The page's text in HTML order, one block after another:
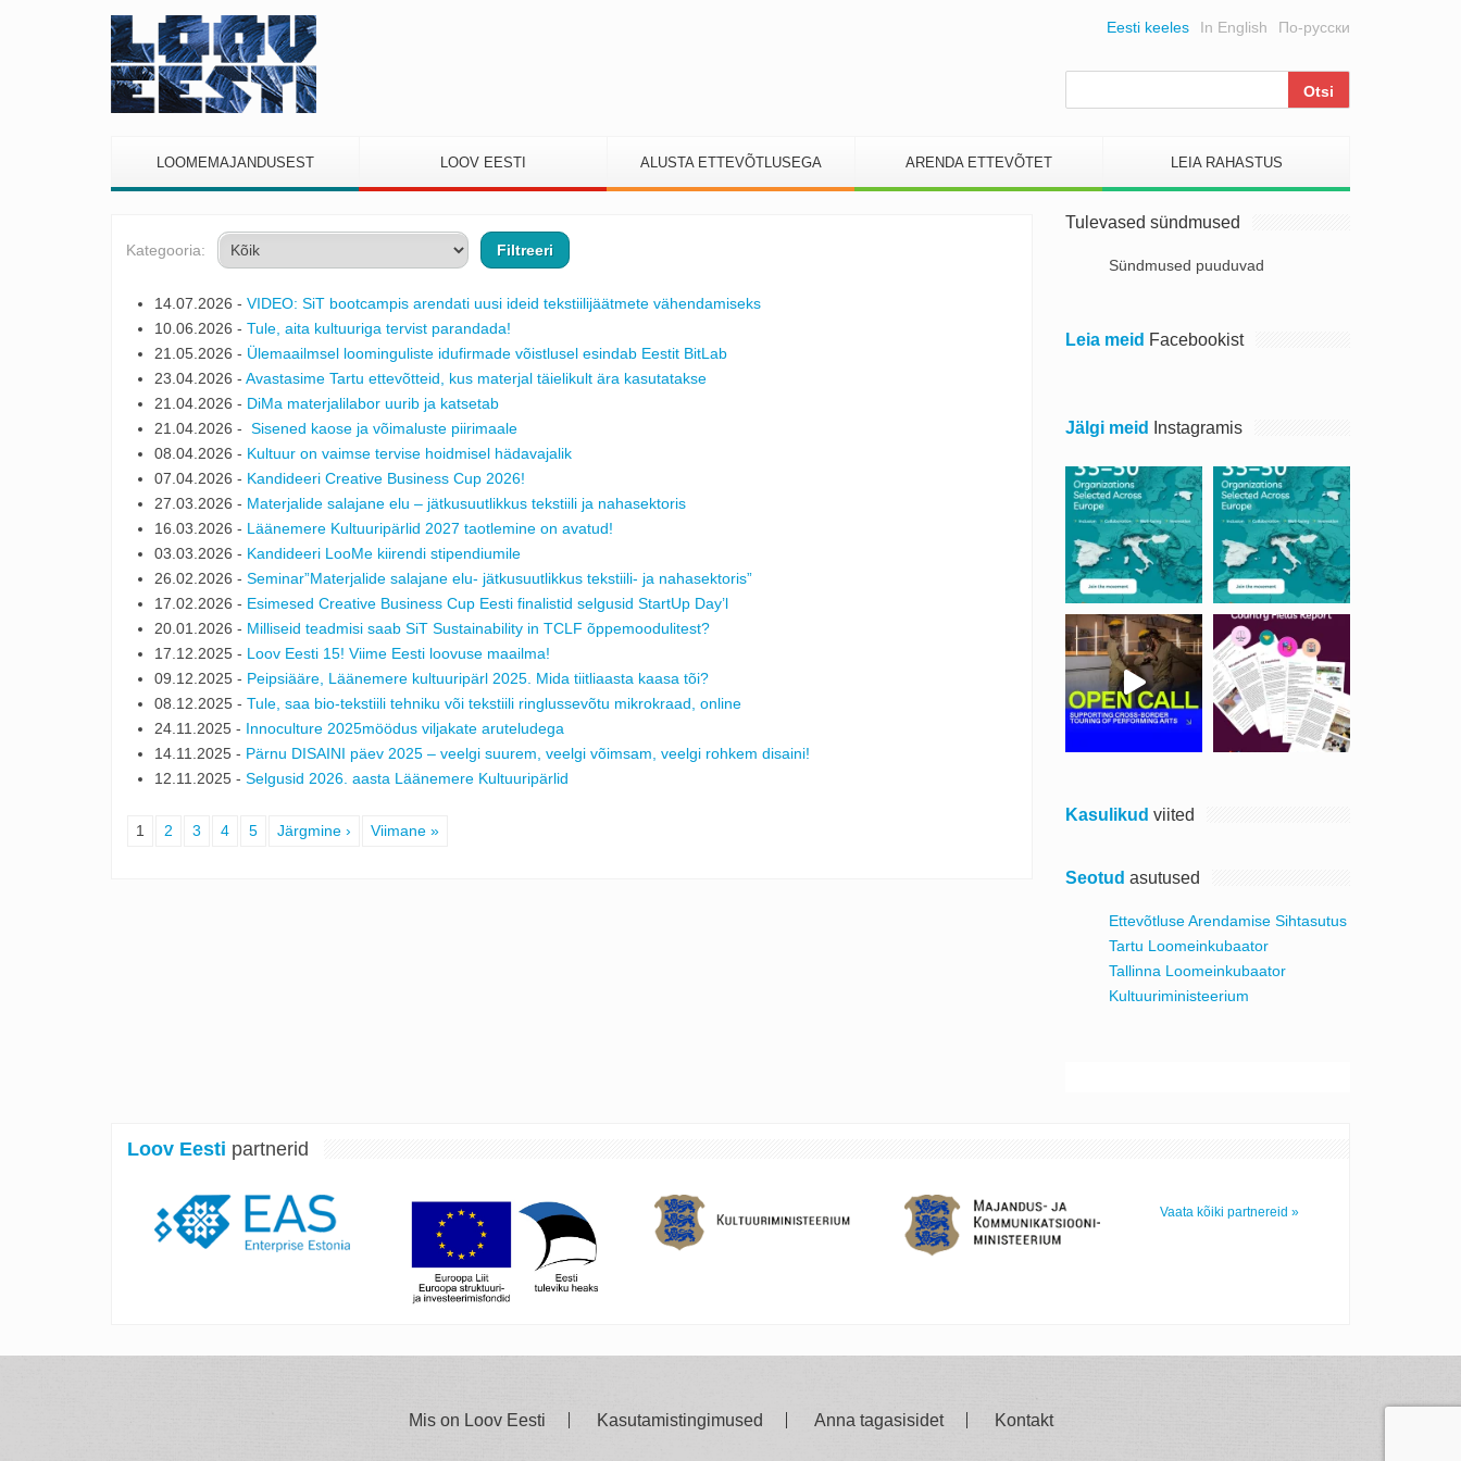
По-русски
In English
Eesti keeles
LOOMEMAJANDUSEST LOOV EESTI ALUSTA ETTEVÕTLUSEGA ARENDA ETTEVÕTET LEIA RAHASTUS
Kategooria: Filtreeri
14.07.2026 - VIDEO: SiT bootcampis arendati uusi ideid tekstiilijäätmete vähendamiseks
10.06.2026 - Tule, aita kultuuriga tervist parandada!
21.05.2026 - Ülemaailmsel loominguliste idufirmade võistlusel esindab Eestit BitLab
23.04.2026 - Avastasime Tartu ettevõtteid, kus materjal täielikult ära kasutatakse
21.04.2026 - DiMa materjalilabor uurib ja katsetab
21.04.2026 - Sisened kaose ja võimaluste piirimaale
08.04.2026 - Kultuur on vaimse tervise hoidmisel hädavajalik
07.04.2026 - Kandideeri Creative Business Cup 2026!
27.03.2026 - Materjalide salajane elu – jätkusuutlikkus tekstiili ja nahasektoris
16.03.2026 - Läänemere Kultuuripärlid 2027 taotlemine on avatud!
03.03.2026 - Kandideeri LooMe kiirendi stipendiumile
26.02.2026 - Seminar”Materjalide salajane elu- jätkusuutlikkus tekstiili- ja nahasektoris”
17.02.2026 - Esimesed Creative Business Cup Eesti finalistid selgusid StartUp Day’l
20.01.2026 - Milliseid teadmisi saab SiT Sustainability in TCLF õppemoodulitest?
17.12.2025 - Loov Eesti 15! Viime Eesti loovuse maailma!
09.12.2025 - Peipsiääre, Läänemere kultuuripärl 2025. Mida tiitliaasta kaasa tõi?
08.12.2025 - Tule, saa bio-tekstiili tehniku või tekstiili ringlussevõtu mikrokraad, online
24.11.2025 - Innoculture 2025möödus viljakate aruteludega
14.11.2025 - Pärnu DISAINI päev 2025 – veelgi suurem, veelgi võimsam, veelgi rohkem disaini!
12.11.2025 - Selgusid 2026. aasta Läänemere Kultuuripärlid
1 2 3 4 5 Järgmine › Viimane »
Tulevased sündmused
Sündmused puuduvad
Leia meid Facebookist
Jälgi meid Instagramis
Kasulikud viited
Seotud asutused
Ettevõtluse Arendamise Sihtasutus
Tartu Loomeinkubaator
Tallinna Loomeinkubaator
Kultuuriministeerium
Loov Eesti partnerid
Vaata kõiki partnereid »
Mis on Loov Eesti Kasutamistingimused Anna tagasisidet Kontakt